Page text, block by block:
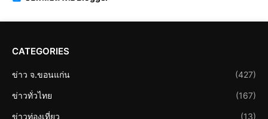
CATEGORIES
ข่าว จ.ขอนแก่น (427)
ข่าวทั่วไทย (167)
ข่าวท่องเที่ยว (13)